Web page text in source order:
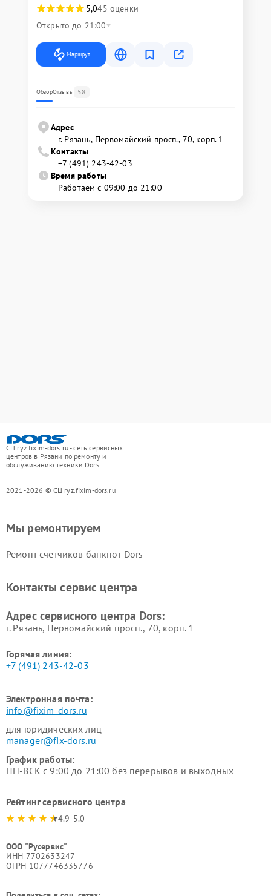
5,045 оценки
Открыто до 21:00
Маршрут
ОбзорОтзывы 58
Адрес
г. Рязань, Первомайский просп., 70, корп. 1
Контакты
+7 (491) 243-42-03
Время работы
Работаем с 09:00 до 21:00
СЦ ryz.fixim-dors.ru - сеть сервисных
центров в Рязани по ремонту и
обслуживанию техники Dors
2021-2026 © СЦ ryz.fixim-dors.ru
Мы ремонтируем
Ремонт счетчиков банкнот Dors
Контакты сервис центра
Адрес сервисного центра Dors:
г. Рязань, Первомайский просп., 70, корп. 1
Горячая линия:
+7 (491) 243-42-03
Электронная почта:
info@fixim-dors.ru
для юридических лиц
manager@fix-dors.ru
График работы:
ПН-ВСК с 9:00 до 21:00 без перерывов и выходных
Рейтинг сервисного центра
4.9-5.0
ООО "Русервис"
ИНН 7702633247
ОГРН 1077746335776